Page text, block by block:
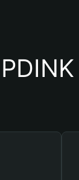
أسباب أهمية استخدام محفظة PDINK